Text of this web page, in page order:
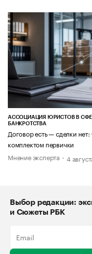
АССОЦИАЦИЯ ЮРИСТОВ В
БАНКРОТСТВА
Договор есть — сделки
комплектом первички
Мнение эксперта
4
Выбор редакции:
и Сюжеты РБК